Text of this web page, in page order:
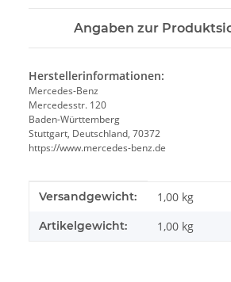
Angaben zur
Herstellerinformationen:
Mercedes-Benz
Mercedesstr. 120
Baden-Württemberg
Stuttgart, Deutschland, 70372
https://www.mercedes-benz.de
Produkteigenschaft
Wert
Versandgewicht: 1,00 kg
Artikelgewicht: 1,00 kg